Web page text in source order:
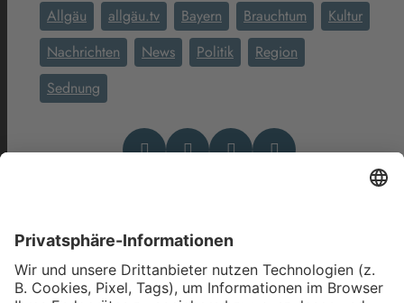
Allgäu allgäu.tv Bayern Brauchtum
Kultur
Nachrichten
News Politik
Region
Sednung
Das könnte Dich auch
interessieren